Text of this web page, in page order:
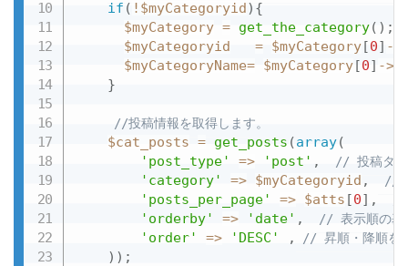
if ( ! $myCategoryid ) {
$myCategory = get_the_category( ) ;
$myCategoryid
= $myCategory[0] -
$myCategoryName= $myCategory[0] ->
}
//投稿情報を取得します。
$cat_posts
= get_posts (array(
'post_type'
=> 'post' ,
// 投稿タイ
'category'
=> $myCategoryid ,
//
'posts_per_page'
=> $atts [0] ,
'orderby'
=> 'date' ,
// 表示順の基
'order'
=> 'DESC' ,
// 昇順・降順を
) ) ;